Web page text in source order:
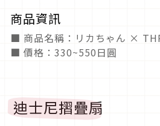
商品資訊
■ 商品名稱：リカちゃん ×
■ 價格：330~550日圓
迪士尼摺疊扇